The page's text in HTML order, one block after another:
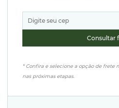
* Confira e selecione a opção de frete
nas próximas etapas.